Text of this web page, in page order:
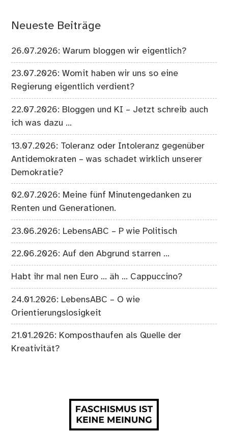
Neueste Beiträge
26.07.2026: Warum bloggen wir eigentlich?
23.07.2026: Womit haben wir uns so eine
Regierung eigentlich verdient?
22.07.2026: Bloggen und KI – Jetzt schreib auch
ich was dazu …
13.07.2026: Toleranz oder Intoleranz gegenüber
Antidemokraten – was schadet wirklich unserer
Demokratie?
02.07.2026: Meine fünf Minutengedanken zu
Renten und Generationen.
23.06.2026: LebensABC – P wie Politisch
22.06.2026: Auf den Abgrund starren …
Habt ihr mal nen Euro … äh … Cappuccino?
24.01.2026: LebensABC – O wie
Orientierungslosigkeit
21.01.2026: Komposthaufen als Quelle der
Kreativität?